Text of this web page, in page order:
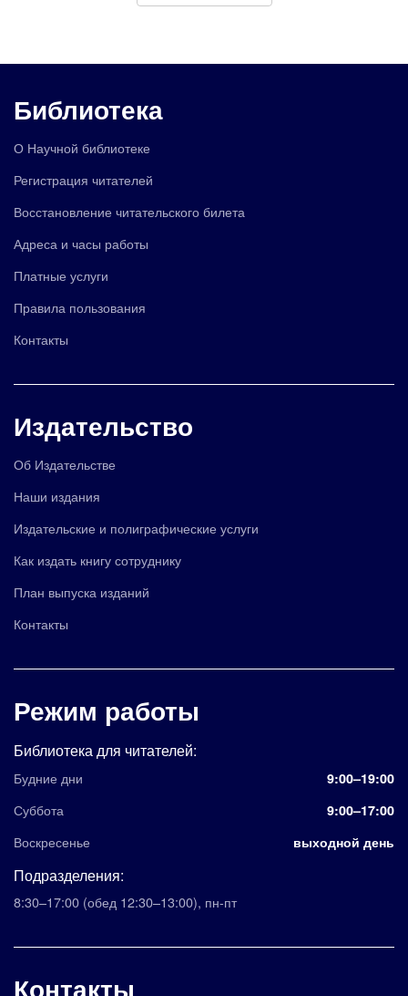
Библиотека
О Научной библиотеке
Регистрация читателей
Восстановление читательского билета
Адреса и часы работы
Платные услуги
Правила пользования
Контакты
Издательство
Об Издательстве
Наши издания
Издательские и полиграфические услуги
Как издать книгу сотруднику
План выпуска изданий
Контакты
Режим работы
Библиотека для читателей:
Будние дни 9:00–19:00
Суббота 9:00–17:00
Воскресенье выходной день
Подразделения:
8:30–17:00 (обед 12:30–13:00), пн-пт